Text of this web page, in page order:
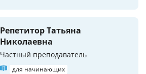
Репетитор Татьяна
Николаевна
Частный преподаватель
для начинающих